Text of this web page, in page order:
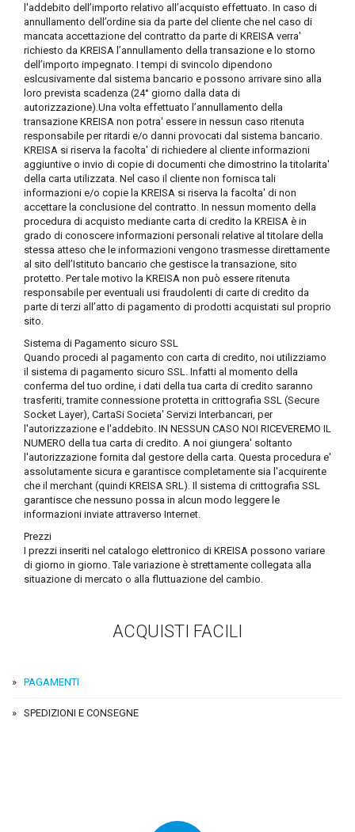
l'addebito dell’importo relativo all’acquisto effettuato. In caso di
annullamento dell’ordine sia da parte del cliente che nel caso di
mancata accettazione del contratto da parte di KREISA verra'
richiesto da KREISA l’annullamento della transazione e lo storno
dell’importo impegnato. I tempi di svincolo dipendono
eslcusivamente dal sistema bancario e possono arrivare sino alla
loro prevista scadenza (24° giorno dalla data di
autorizzazione).Una volta effettuato l’annullamento della
transazione KREISA non potra' essere in nessun caso ritenuta
responsabile per ritardi e/o danni provocati dal sistema bancario.
KREISA si riserva la facolta' di richiedere al cliente informazioni
aggiuntive o invio di copie di documenti che dimostrino la titolarita'
della carta utilizzata. Nel caso il cliente non fornisca tali
informazioni e/o copie la KREISA si riserva la facolta' di non
accettare la conclusione del contratto. In nessun momento della
procedura di acquisto mediante carta di credito la KREISA è in
grado di conoscere informazioni personali relative al titolare della
stessa atteso che le informazioni vengono trasmesse direttamente
al sito dell’Istituto bancario che gestisce la transazione, sito
protetto. Per tale motivo la KREISA non può essere ritenuta
responsabile per eventuali usi fraudolenti di carte di credito da
parte di terzi all’atto di pagamento di prodotti acquistati sul proprio
sito.
Sistema di Pagamento sicuro SSL
Quando procedi al pagamento con carta di credito, noi utilizziamo
il sistema di pagamento sicuro SSL. Infatti al momento della
conferma del tuo ordine, i dati della tua carta di credito saranno
trasferiti, tramite connessione protetta in crittografia SSL (Secure
Socket Layer), CartaSi Societa' Servizi Interbancari, per
l'autorizzazione e l'addebito. IN NESSUN CASO NOI RICEVEREMO IL
NUMERO della tua carta di credito. A noi giungera' soltanto
l'autorizzazione fornita dal gestore della carta. Questa procedura e'
assolutamente sicura e garantisce completamente sia l'acquirente
che il merchant (quindi KREISA SRL). Il sistema di crittografia SSL
garantisce che nessuno possa in alcun modo leggere le
informazioni inviate attraverso Internet.
Prezzi
I prezzi inseriti nel catalogo elettronico di KREISA possono variare
di giorno in giorno. Tale variazione è strettamente collegata alla
situazione di mercato o alla fluttuazione del cambio.
ACQUISTI FACILI
PAGAMENTI
SPEDIZIONI E CONSEGNE